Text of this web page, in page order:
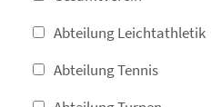
Abteilung Leichtathletik
Abteilung Tennis